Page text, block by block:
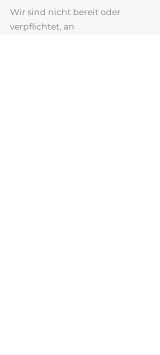
Wir sind nicht bereit oder
verpflichtet, an